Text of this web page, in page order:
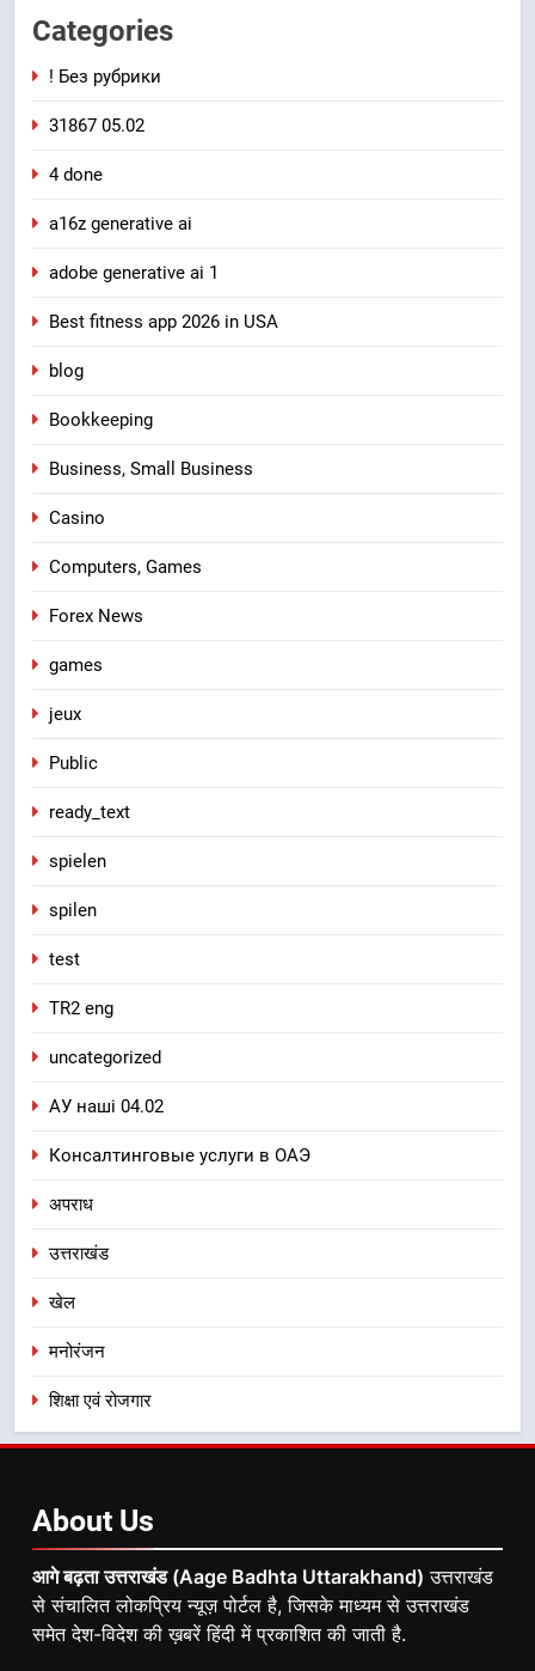
Categories
! Без рубрики
31867 05.02
4 done
a16z generative ai
adobe generative ai 1
Best fitness app 2026 in USA
blog
Bookkeeping
Business, Small Business
Casino
Computers, Games
Forex News
games
jeux
Public
ready_text
spielen
spilen
test
TR2 eng
uncategorized
АУ наші 04.02
Консалтинговые услуги в ОАЭ
अपराध
उत्तराखंड
खेल
मनोरंजन
शिक्षा एवं रोजगार
About Us
आगे बढ़ता उत्तराखंड (Aage Badhta Uttarakhand) उत्तराखंड
से संचालित लोकप्रिय न्यूज़ पोर्टल है, जिसके माध्यम से उत्तराखंड
समेत देश-विदेश की ख़बरें हिंदी में प्रकाशित की जाती है.